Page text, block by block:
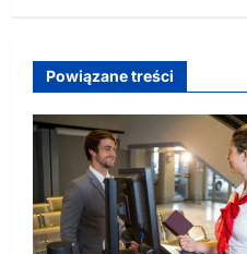
p
i
Powiązane treści